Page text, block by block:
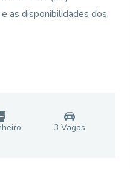
as disponibilidades dos
3 Vagas